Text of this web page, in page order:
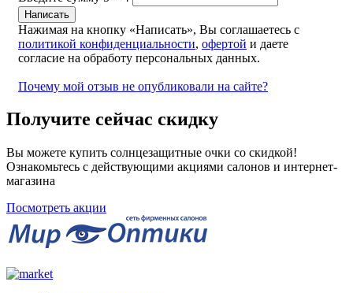
Нажимая на кнопку «Написать», Вы соглашаетесь с
политикой конфиденциальности, офертой и даете
согласие на обработу персональных данных.
Почему мой отзыв не опубликовали на сайте?
Получите сейчас скидку
Вы можете купить солнцезащитные очки со скидкой!
Ознакомьтесь с действующими акциями салонов и интернет-
магазина
Посмотреть акции